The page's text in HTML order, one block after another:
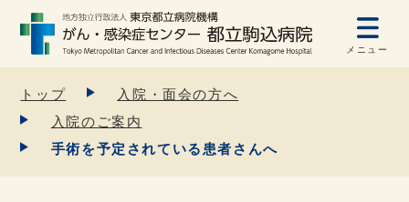
メニュー
トップ
入院・面会の方へ
入院のご案内
手術を予定されている患者さんへ